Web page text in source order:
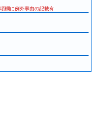
欄に例外事由の記載有